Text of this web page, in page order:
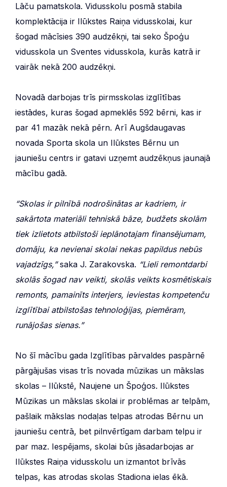
Lāču pamatskola. Vidusskolu posmā stabila
komplektācija ir Ilūkstes Raiņa vidusskolai, kur
šogad mācīsies 390 audzēkņi, tai seko Špoģu
vidusskola un Sventes vidusskola, kurās katrā ir
vairāk nekā 200 audzēkņi.
Novadā darbojas trīs pirmsskolas izglītības
iestādes, kuras šogad apmeklēs 592 bērni, kas ir
par 41 mazāk nekā pērn. Arī Augšdaugavas
novada Sporta skola un Ilūkstes Bērnu un
jauniešu centrs ir gatavi uzņemt audzēkņus jaunajā
mācību gadā.
“Skolas ir pilnībā nodrošinātas ar kadriem, ir
sakārtota materiāli tehniskā bāze, budžets skolām
tiek izlietots atbilstoši ieplānotajam finansējumam,
domāju, ka nevienai skolai nekas papildus nebūs
vajadzīgs,”saka J. Zarakovska. “Lieli remontdarbi
skolās šogad nav veikti, skolās veikts kosmētiskais
remonts, pamainīts interjers, ieviestas kompetenču
izglītībai atbilstošas tehnoloģijas, piemēram,
runājošas sienas.”
No šī mācību gada Izglītības pārvaldes paspārnē
pārgājušas visas trīs novada mūzikas un mākslas
skolas – Ilūkstē, Naujene un Špoģos. Ilūkstes
Mūzikas un mākslas skolai ir problēmas ar telpām,
pašlaik mākslas nodaļas telpas atrodas Bērnu un
jauniešu centrā, bet pilnvērtīgam darbam telpu ir
par maz. Iespējams, skolai būs jāsadarbojas ar
Ilūkstes Raiņa vidusskolu un izmantot brīvās
telpas, kas atrodas skolas Stadiona ielas ēkā.